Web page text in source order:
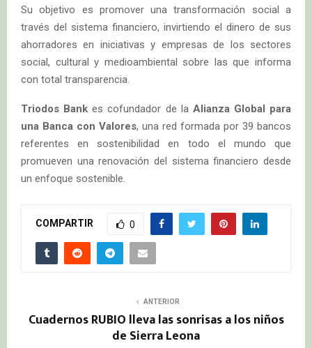
Su objetivo es promover una transformación social a
través del sistema financiero, invirtiendo el dinero de sus
ahorradores en iniciativas y empresas de los sectores
social, cultural y medioambiental sobre las que informa
con total transparencia.
Triodos Bank es cofundador de la Alianza Global para
una Banca con Valores, una red formada por 39 bancos
referentes en sostenibilidad en todo el mundo que
promueven una renovación del sistema financiero desde
un enfoque sostenible.
COMPARTIR 0
ANTERIOR
Cuadernos RUBIO lleva las sonrisas a los niños
de Sierra Leona